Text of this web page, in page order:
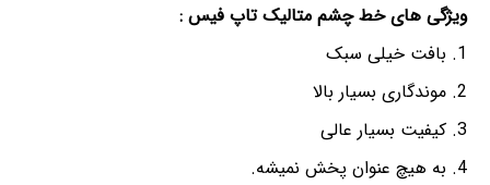
ویژگی های خط چشم متالیک تاپ فیس :
بافت خیلی سبک
موندگاری بسیار بالا
کیفیت بسیار عالی
به هیچ عنوان پخش نمیشه.